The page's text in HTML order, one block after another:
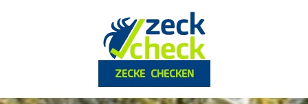
ZECKE CHECKEN